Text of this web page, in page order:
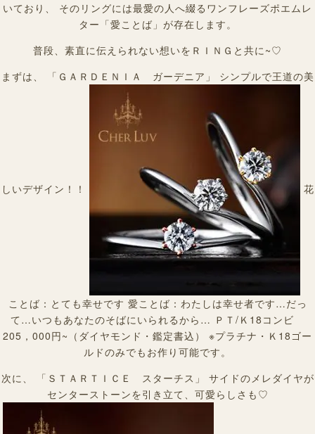
いており、 そのリングには最愛の人へ綴るワンフレーズポエムレ
ター「愛ことば」が存在します。
普段、素直に伝えられない想いをＲＩＮＧと共に~♡
まずは、 「ＧＡＲＤＥＮＩＡ ガーデニア」 シンプルで王道の美
しいデザイン！！ 花
ことば：とても幸せです 愛ことば：わたしは幸せ者です…だっ
て…いつもあなたのそばにいられるから… ＰＴ/Ｋ18コンビ
205，000円~（ダイヤモンド・鑑定書込） ※プラチナ・Ｋ18ゴー
ルドのみでもお作り可能です。
次に、 「ＳＴＡＲＴＩＣＥ スターチス」 サイドのメレダイヤが
センターストーンを引き立て、可愛らしさも♡